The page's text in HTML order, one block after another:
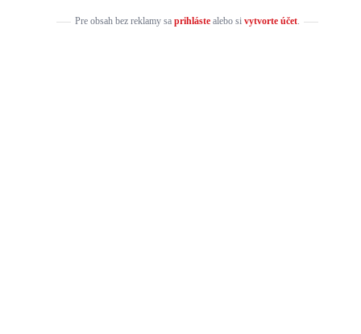
Pre obsah bez reklamy sa prihlástealebo si vytvorte účet.